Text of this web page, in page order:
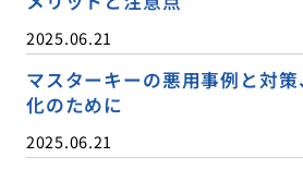
2025.06.21
マスターキーの悪用事例と対
化のために
2025.06.21